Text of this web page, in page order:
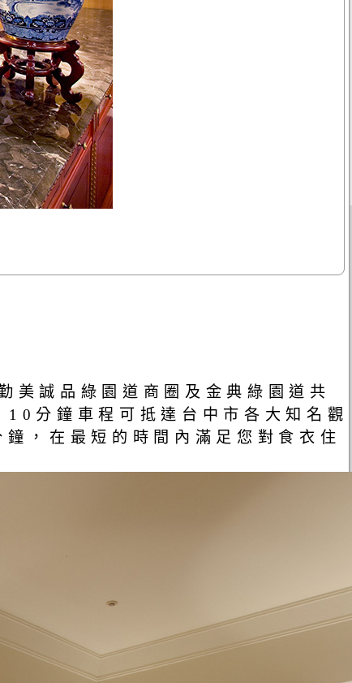
美誠品綠園道商圈及金典綠園道共
分鐘車程可抵達台中市各大知名觀
，在最短的時間內滿足您對食衣住